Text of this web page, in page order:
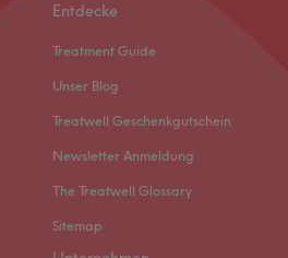
Entdecke
Treatment Guide
Unser Blog
Treatwell Geschenkgutschein
Newsletter Anmeldung
The Treatwell Glossary
Sitemap